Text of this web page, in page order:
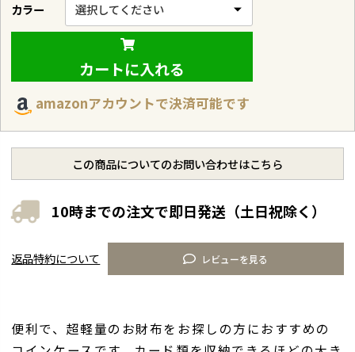
カラー
カートに入れる
amazonアカウントで決済可能です
10時までの注文で即日発送（土日祝除く）
この商品についてのお問い合わせはこちら
レビューを見る
返品特約について
便利で、超軽量のお財布をお探しの方におすすめの